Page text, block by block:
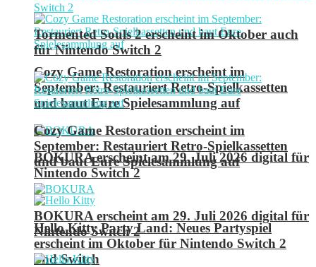
Cozy Game Restoration erscheint im
September: Restauriert Retro-Spielkassetten
und baut Eure Spielesammlung auf
BOKURA erscheint am 29. Juli 2026 digital für
Nintendo Switch 2
Hello Kitty Party Land: Neues Partyspiel
erscheint im Oktober für Nintendo Switch 2
und Switch
Tormented Souls 2 erscheint im Oktober auch
für Nintendo Switch 2
Cozy Game Restoration erscheint im
September: Restauriert Retro-Spielkassetten
und baut Eure Spielesammlung auf
BOKURA erscheint am 29. Juli 2026 digital für
Nintendo Switch 2